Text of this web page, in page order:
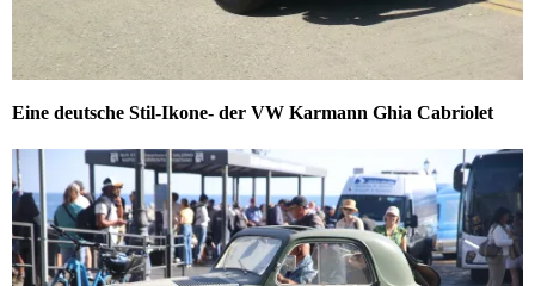
Eine deutsche Stil-Ikone- der VW Karmann Ghia Cabriolet